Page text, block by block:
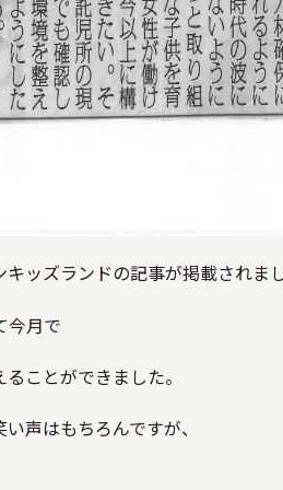
キッズランドの記事が掲載され
今月で
ことができました。
声はもちろんですが、